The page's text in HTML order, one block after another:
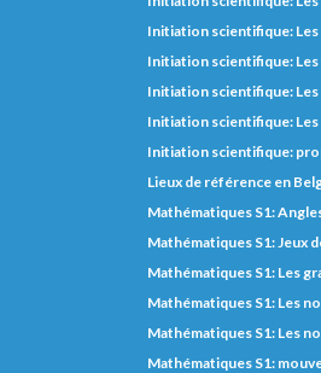
Initiation scientifique: Les
Initiation scientifique: Les
Initiation scientifique: Les
Initiation scientifique: Les
Initiation scientifique:
Lieux de référence en
Mathématiques S1:
Mathématiques S1: Jeux
Mathématiques S1: Les
Mathématiques S1: Les
Mathématiques S1: Les
Mathématiques S1: